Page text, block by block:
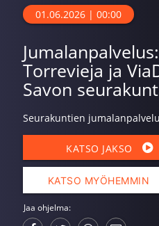
01.06.2026 | 00:00
Torrevieja ja
Savon
Seurakuntien
KATSO JAKSO
KATSO MYÖHEMMIN
Jaa ohjelma: